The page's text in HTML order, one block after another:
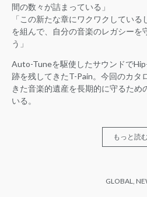
間の数々が詰まっている」
「この新たな章にワクワクしてい
を組んで、自分の音楽のレガシーを
う」
Auto-Tuneを駆使したサウンドで
跡を残してきたT-Pain。今回のカタ
きた音楽的遺産を長期的に守るため
いる。
もっと読
GLOBAL